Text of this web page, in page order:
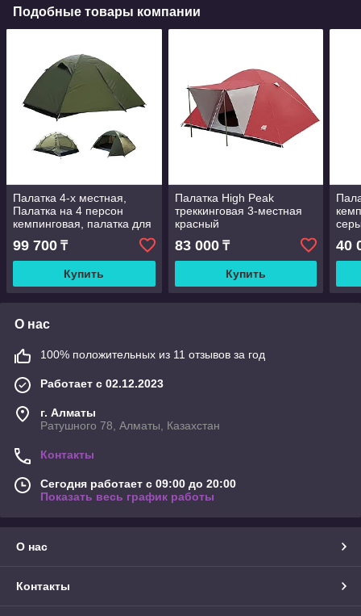
Подобные товары компании
Палатка 4-х местная,
Палатка на 4 персон
кемпинговая, палатка для
пикника, Двухслойная
двухдверная
туристическая палатка
99 700 ₸
Купить
Палатка High Peak
треккинговая 3-местная
красный
83 000₸
Купить
40
О нас
100% положительных из 11 отзывов за год
Работает с 02.12.2023
г. Алматы
Ратушного 78, Алматы, Казахстан
Контакты
Сегодня работает с 09:00 до 20:00
Показать весь график работы
О нас
Контакты